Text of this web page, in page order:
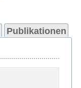
Publikationen